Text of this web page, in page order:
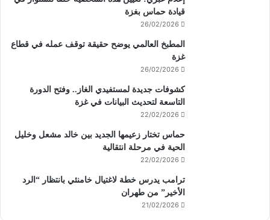
قيادة حماس بغزة
26/02/2026
المطبخ العالمي يوضح حقيقة توقف عمله في قطاع
غزة
26/02/2026
كشوفات جديدة لمستفيدي الغاز.. وفتح الدورة
التاسعة لتحديث البيانات في غزة
22/02/2026
حماس تختار زعيمها الجديد بين خالد مشعل وخليل
الحية في مرحلة انتقالية
22/02/2026
ترامب يدرس خطة لاغتيال خامنئي بانتظار “الرد
الأخير” من طهران
21/02/2026